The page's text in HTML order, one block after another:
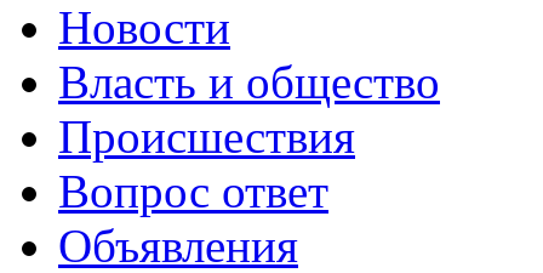
Новости
Власть и общество
Происшествия
Вопрос ответ
Объявления